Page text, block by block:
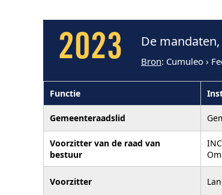
2023 De
Bron: Cumuleo ›
Functie
Gemeenteraadslid
Voorzitter van de raad van
bestuur
Voorzitter